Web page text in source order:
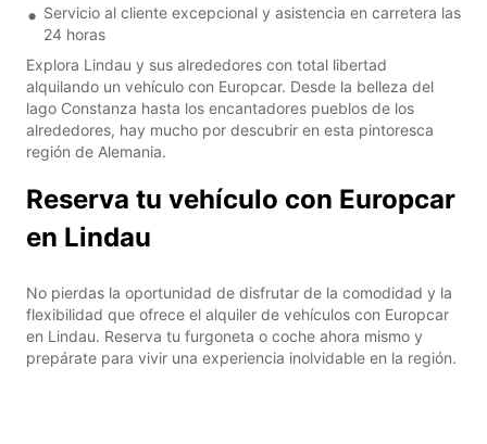
Servicio al cliente excepcional y asistencia en carretera las
24 horas
Explora Lindau y sus alrededores con total libertad
alquilando un vehículo con Europcar. Desde la belleza del
lago Constanza hasta los encantadores pueblos de los
alrededores, hay mucho por descubrir en esta pintoresca
región de Alemania.
Reserva tu vehículo con Europcar
en Lindau
No pierdas la oportunidad de disfrutar de la comodidad y la
flexibilidad que ofrece el alquiler de vehículos con Europcar
en Lindau. Reserva tu furgoneta o coche ahora mismo y
prepárate para vivir una experiencia inolvidable en la región.